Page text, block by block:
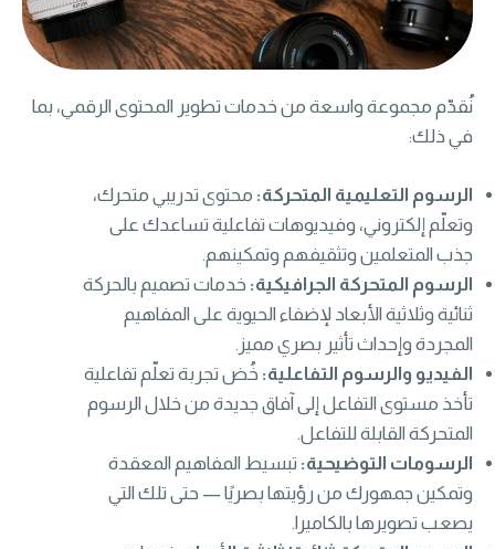
نُقدّم مجموعة واسعة من خدمات تطوير المحتوى الرقمي، بما
في ذلك:
الرسوم التعليمية المتحركة: محتوى تدريبي متحرك،
وتعلّم إلكتروني، وفيديوهات تفاعلية تساعدك على
جذب المتعلمين وتثقيفهم وتمكينهم.
الرسوم المتحركة الجرافيكية: خدمات تصميم بالحركة
ثنائية وثلاثية الأبعاد لإضفاء الحيوية على المفاهيم
المجردة وإحداث تأثير بصري مميز.
الفيديو والرسوم التفاعلية: خُض تجربة تعلّم تفاعلية
تأخذ مستوى التفاعل إلى آفاق جديدة من خلال الرسوم
المتحركة القابلة للتفاعل.
الرسومات التوضيحية: تبسيط المفاهيم المعقدة
وتمكين جمهورك من رؤيتها بصريًا — حتى تلك التي
يصعب تصويرها بالكاميرا.